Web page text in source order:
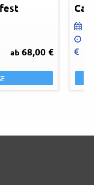
ab68,00 €